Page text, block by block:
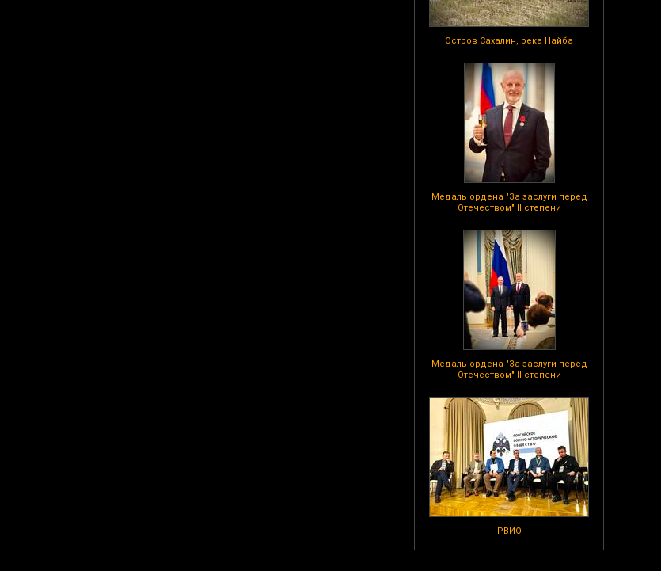
Остров Сахалин, река Найба
Медаль ордена "За заслуги перед
Отечеством" II степени
Медаль ордена "За заслуги перед
Отечеством" II степени
РВИО